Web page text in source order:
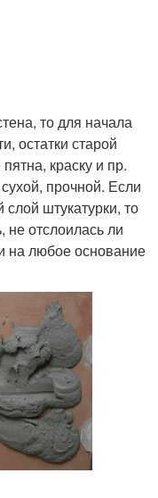
то для начала
остатки старой
краску и пр.
прочной. Если
слой штукатурки, то
не отслоилась ли
на любое основание